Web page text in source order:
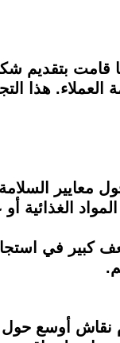
قامت بتقديم
هذا
حول معايير
الغذائية
كبير في
نقاش أوسع